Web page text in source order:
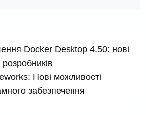
Docker Desktop 4.50: нові
Нові можливості
забезпечення